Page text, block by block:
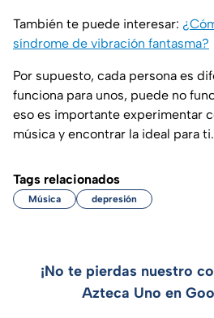
También te puede interesar:
síndrome de vibración fantasma?
Por supuesto, cada persona es
funciona para unos, puede no
eso es importante experimentar
música y encontrar la ideal para ti.
Tags relacionados
Música depresión
¡No te pierdas nuestro
Azteca Uno en